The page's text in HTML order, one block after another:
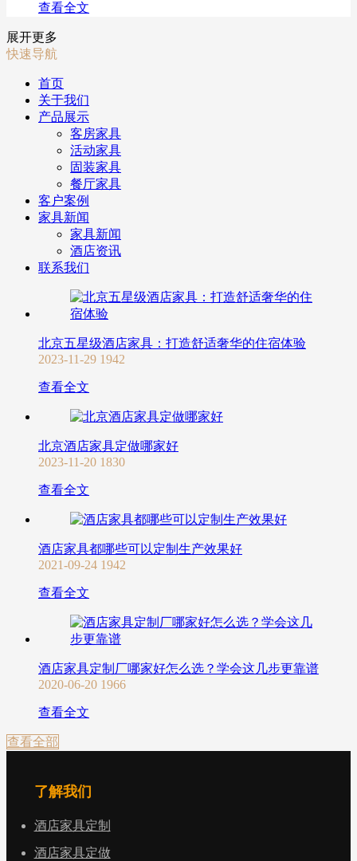
查看全文
展开更多
快速导航
首页
关于我们
产品展示
客房家具
活动家具
固装家具
餐厅家具
客户案例
家具新闻
家具新闻
酒店资讯
联系我们
北京五星级酒店家具：打造舒适奢华的住宿体验
2023-11-29 1942
查看全文
北京酒店家具定做哪家好
2023-11-20 1830
查看全文
酒店家具都哪些可以定制生产效果好
2021-09-24 1942
查看全文
酒店家具定制厂哪家好怎么选？学会这几步更靠谱
2020-06-20 1966
查看全文
查看全部
了解我们
酒店家具定制
酒店家具定做